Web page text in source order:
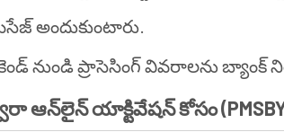
అందుకుంటారు.
నుండి ప్రాసెసింగ్ వివరాలను బ్యాంక్
ఆన్‌లైన్ యాక్టివేషన్ కోసం